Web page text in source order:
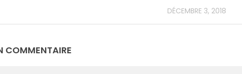
DÉCEMBRE 3, 2018
COMMENTAIRE